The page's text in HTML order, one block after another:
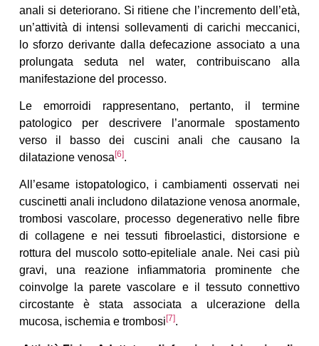
anali si deteriorano. Si ritiene che l’incremento dell’età,
un’attività di intensi sollevamenti di carichi meccanici,
lo sforzo derivante dalla defecazione associato a una
prolungata seduta nel water, contribuiscano alla
manifestazione del processo.
Le emorroidi rappresentano, pertanto, il termine
patologico per descrivere l’anormale spostamento
verso il basso dei cuscini anali che causano la
dilatazione venosa [6].
All’esame istopatologico, i cambiamenti osservati nei
cuscinetti anali includono dilatazione venosa anormale,
trombosi vascolare, processo degenerativo nelle fibre
di collagene e nei tessuti fibroelastici, distorsione e
rottura del muscolo sotto-epiteliale anale. Nei casi più
gravi, una reazione infiammatoria prominente che
coinvolge la parete vascolare e il tessuto connettivo
circostante è stata associata a ulcerazione della
mucosa, ischemia e trombosi [7].